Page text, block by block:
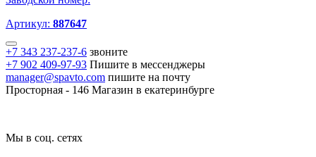
Артикул: 887647
+7 343 237-237-6 звоните
+7 902 409-97-93 Пишите в мессенджеры
manager@spavto.com пишите на почту
Просторная - 146 Магазин в екатеринбурге
Мы в соц. сетях